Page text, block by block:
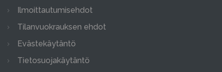
Ilmoittautumisehdot
Tilanvuokrauksen ehdot
Evästekäytäntö
Tietosuojakäytäntö